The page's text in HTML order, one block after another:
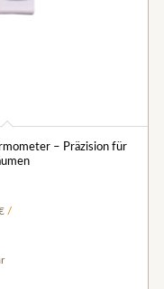
– Präzision für
/